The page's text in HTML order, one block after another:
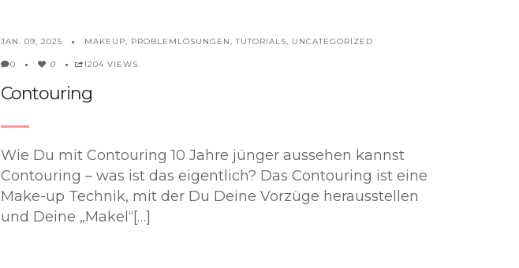
JAN. 09, 2025 MAKEUP PROBLEMLÖSUNGEN ,TUTORIALS UNCATEGORIZED
0 0 1204 VIEWS
Contouring
Wie Du mit Contouring 10 Jahre jünger aussehen kannst
Contouring – was ist das eigentlich? Das Contouring ist eine
Make-up Technik, mit der Du Deine Vorzüge herausstellen
und Deine „Makel“[…]